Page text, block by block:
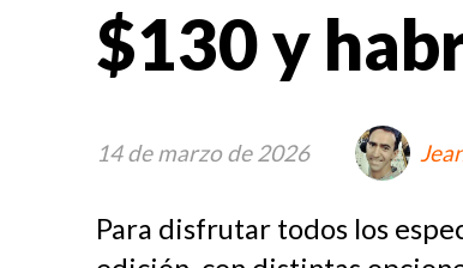
$130 y
Para disfrutar todos los
14 de marzo de 2026